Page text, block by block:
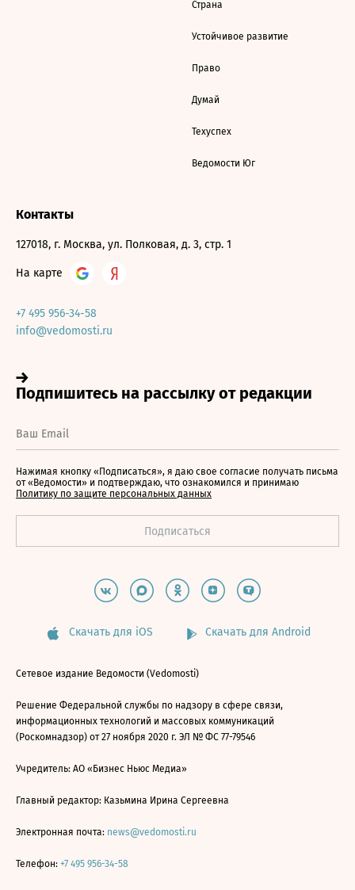
Страна
Устойчивое развитие
Право
Думай
Техуспех
Ведомости Юг
Контакты
127018, г. Москва, ул. Полковая, д. 3, стр. 1
На карте
+7 495 956-34-58
info@vedomosti.ru
Нажимая кнопку «Подписаться», я даю свое согласие получать письма
от «Ведомости» и подтверждаю, что ознакомился и принимаю
Политику по защите персональных данных
Скачать для iOS Скачать для Android
Сетевое издание Ведомости (Vedomosti)
Решение Федеральной службы по надзору в сфере связи,
информационных технологий и массовых коммуникаций
(Роскомнадзор) от 27 ноября 2020 г. ЭЛ № ФС 77-79546
Учредитель: АО «Бизнес Ньюс Медиа»
Главный редактор: Казьмина Ирина Сергеевна
Электронная почта: news@vedomosti.ru
Телефон: +7 495 956-34-58